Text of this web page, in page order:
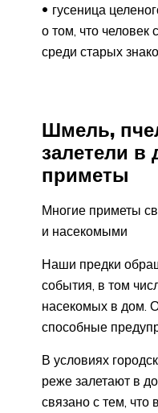
гусеница
о том, что человек
среди старых
Шмель,
залетели в
приметы
Многие приметы
и насекомыми
Наши предки
события, в том
насекомых в дом.
способные
В условиях
реже залетают в
связано с тем, что